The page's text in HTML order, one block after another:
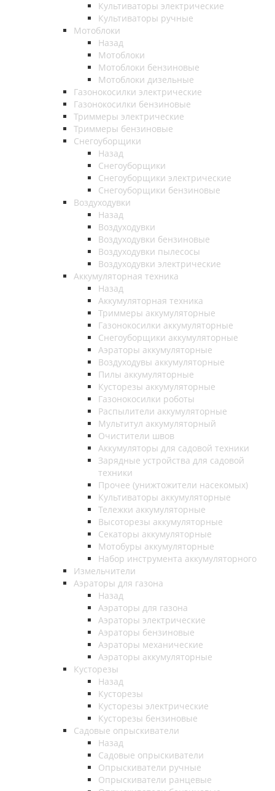
Культиваторы электрические
Культиваторы ручные
Мотоблоки
Назад
Мотоблоки
Мотоблоки бензиновые
Мотоблоки дизельные
Газонокосилки электрические
Газонокосилки бензиновые
Триммеры электрические
Триммеры бензиновые
Снегоуборщики
Назад
Снегоуборщики
Снегоуборщики электрические
Снегоуборщики бензиновые
Воздуходувки
Назад
Воздуходувки
Воздуходувки бензиновые
Воздуходувки пылесосы
Воздуходувки электрические
Аккумуляторная техника
Назад
Аккумуляторная техника
Триммеры аккумуляторные
Газонокосилки аккумуляторные
Снегоуборщики аккумуляторные
Аэраторы аккумуляторные
Воздуходувы аккумуляторные
Пилы аккумуляторные
Кусторезы аккумуляторные
Газонокосилки роботы
Распылители аккумуляторные
Мультитул аккумуляторный
Очистители швов
Аккумуляторы для садовой техники
Зарядные устройства для садовой
техники
Прочее (унижтожители насекомых)
Культиваторы аккумуляторные
Тележки аккумуляторные
Высоторезы аккумуляторные
Секаторы аккумуляторные
Мотобуры аккумуляторные
Набор инструмента аккумуляторного
Измельчители
Аэраторы для газона
Назад
Аэраторы для газона
Аэраторы электрические
Аэраторы бензиновые
Аэраторы механические
Аэраторы аккумуляторные
Кусторезы
Назад
Кусторезы
Кусторезы электрические
Кусторезы бензиновые
Садовые опрыскиватели
Назад
Садовые опрыскиватели
Опрыскиватели ручные
Опрыскиватели ранцевые